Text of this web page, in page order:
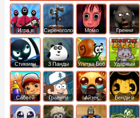
Игра в
Кальмара
Сиреноголовый Момо Гренни
Стикмен 3 Панды Улитка Боб
Ударный
отряд котят
Сабвей
Серф
Гравити
Фолз
Айзек
Бенди и
Чернильная
машина